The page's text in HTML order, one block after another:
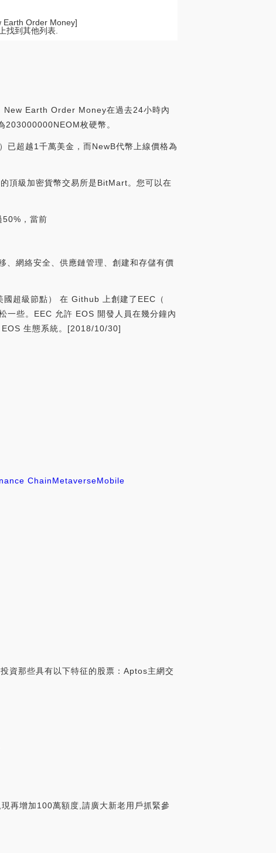
Earth Order Money]
找到其他列表.
New Earth Order Money在過去24小時內
枚硬幣。
已超越1千萬美金，而NewB代幣上線價格為
頂級加密貨幣交易所是BitMart。您可以在
50%，當前
、網絡安全、供應鏈管理、創建和存儲有價
超級節點） 在 Github 上創建了EEC（
些。EEC 允許 EOS 開發人員在幾分鐘內
生態系統。[2018/10/30]
ChainMetaverseMobile
資那些具有以下特征的股票：Aptos主網交
再增加100萬額度,請廣大新老用戶抓緊參